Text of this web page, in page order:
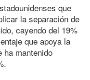
que
la separación de
cayendo del 19%
que apoya la
ha mantenido